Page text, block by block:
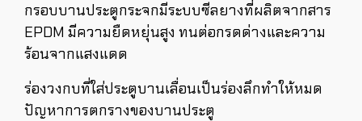
กรอบบานประตูกระจกมีระบบซีลยางที่ผลิตจากสาร
EPDM มีความยืดหยุ่นสูง ทนต่อกรดด่างและความ
ร้อนจากแสงแดด
ร่องวงกบที่ใส่ประตูบานเลื่อนเป็นร่องลึกทำให้หมด
ปัญหาการตกรางของบานประตู